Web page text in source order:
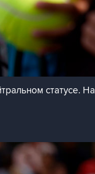
статусе. На